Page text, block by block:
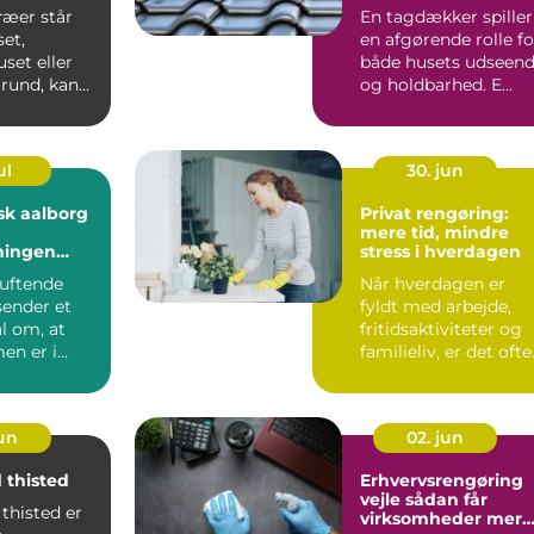
står
eller
kan
...
En tagdækker spiller
en afgørende rolle
både husets
og holdbarhed. E...
aalborg
et
om, at
er i
30. jun
Privat rengøring:
mere tid, mindre
stress i hverdagen
Når hverdagen er
fyldt med arbejde,
fritidsaktiviteter og
familieliv, er det ofte
thisted
thisted er
02. jun
Erhvervsrengøring
vejle sådan får
virksomheder mere